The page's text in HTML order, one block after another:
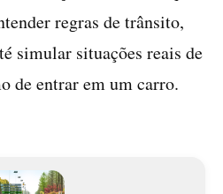
regras de trânsito,
simular situações reais de
de entrar em um carro.